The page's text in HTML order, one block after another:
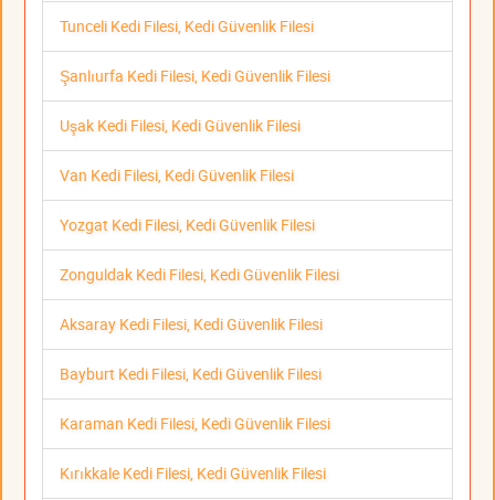
Tunceli Kedi Filesi, Kedi Güvenlik Filesi
Şanlıurfa Kedi Filesi, Kedi Güvenlik Filesi
Uşak Kedi Filesi, Kedi Güvenlik Filesi
Van Kedi Filesi, Kedi Güvenlik Filesi
Yozgat Kedi Filesi, Kedi Güvenlik Filesi
Zonguldak Kedi Filesi, Kedi Güvenlik Filesi
Aksaray Kedi Filesi, Kedi Güvenlik Filesi
Bayburt Kedi Filesi, Kedi Güvenlik Filesi
Karaman Kedi Filesi, Kedi Güvenlik Filesi
Kırıkkale Kedi Filesi, Kedi Güvenlik Filesi